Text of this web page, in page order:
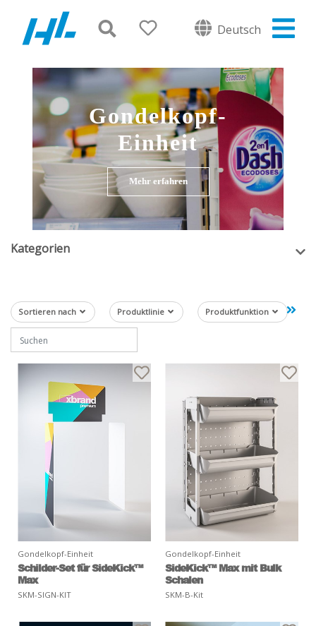
Deutsch
Gondelkopf-
Einheit
Mehr erfahren
Kategorien
Sortieren nach Produktlinie Produktfunktion
Gondelkopf-Einheit
Schilder-Set für SideKick™
Max
SKM-SIGN-KIT
Gondelkopf-Einheit
SideKick™ Max mit Bulk
Schalen
SKM-B-Kit